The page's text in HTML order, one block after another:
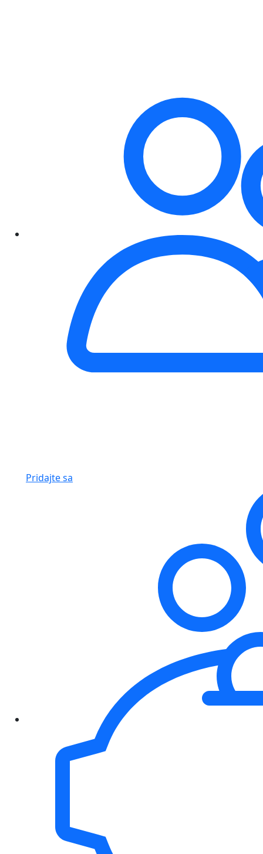
Pridajte sa